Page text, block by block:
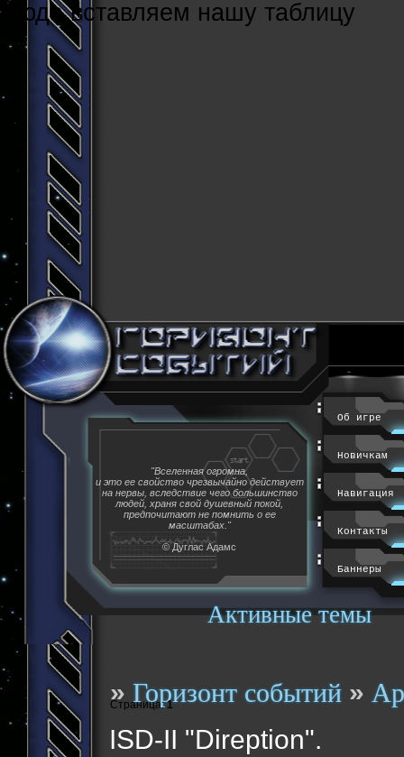
Cюда вставляем нашу таблицу
Активные темы
"Вселенная огромна,
и это ее свойство чрезвычайно действует
на нервы, вследствие чего большинство
людей, храня свой душевный покой,
предпочитают не помнить о ее
масштабах."
© Дуглас Адамс
Об игре
Новичкам
Навигация
Контакты
Баннеры
»Горизонт событий »
ISD-II "Direption".
Страница:1